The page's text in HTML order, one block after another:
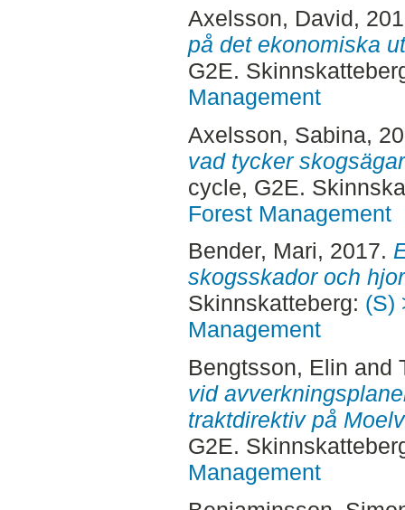
Axelsson, David,
på det ekonomiska
G2E.
Management
Axelsson, Sabina,
vad tycker
cycle, G2E.
Forest Management
Bender, Mari, 2017.
skogsskador och
Skinnskatteberg: (S)
Management
Bengtsson, Elin and
vid
traktdirektiv på
G2E.
Management